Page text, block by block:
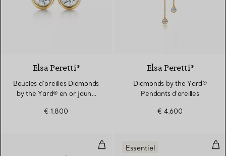
Elsa Peretti®
Boucles d’oreilles Diamonds
by the Yard® en or jaune
€ 1.800
Elsa Peretti®
Diamonds by the Yard®
Pendants d'oreilles
€ 4.600
Boucles d’oreilles en or jaune
Essentiel